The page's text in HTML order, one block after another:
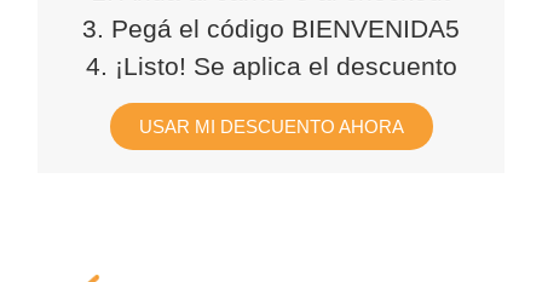
3. Pegá el código BIENVENIDA5
4. ¡Listo! Se aplica el descuento
USAR MI DESCUENTO AHORA